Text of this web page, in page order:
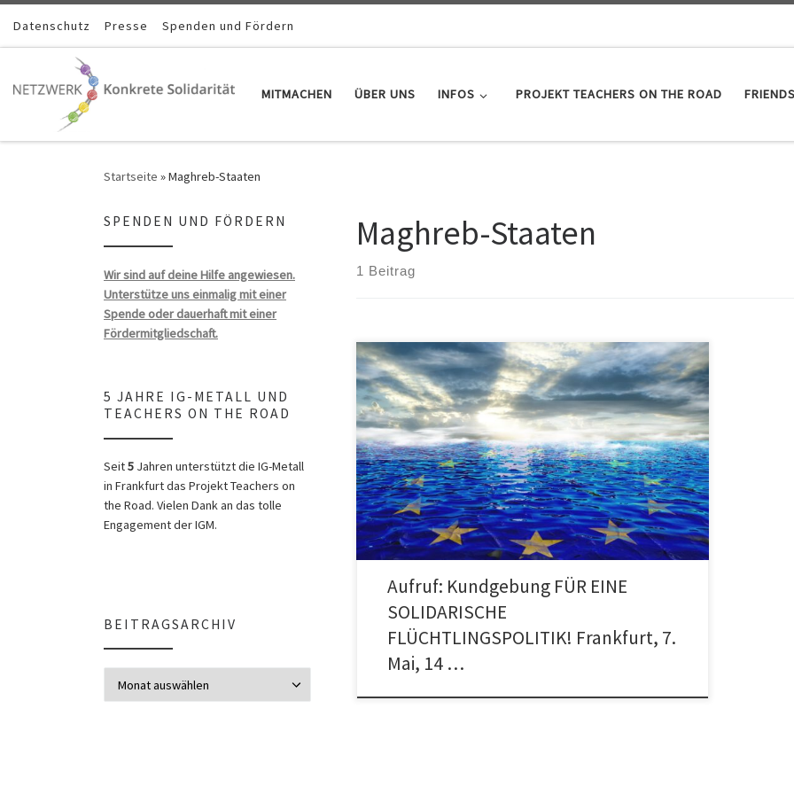
Zum Inhalt springen
Datenschutz Presse Spenden und Fördern
MITMACHEN ÜBER UNS INFOS PROJEKT TEACHERS ON THE ROAD FRIENDS
Startseite »Maghreb-Staaten
Maghreb-Staaten
1 Beitrag
FÜR EINE SOLIDARISCHE FLÜCHTLINGSPOLITIK! FÜR DAS
UNEINGESCHRÄNKTE MENSCHENRECHT AUF ASYL! NEIN ZUR
FESTUNG EUROPA! Samstag, 7. Mai, 14 Uhr
Hauptwache/Katharinenkirche […]
Aufruf: Kundgebung FÜR EINE
SOLIDARISCHE
FLÜCHTLINGSPOLITIK! Frankfurt, 7.
Mai, 14 …
SPENDEN UND FÖRDERN
Wir sind auf deine Hilfe angewiesen.
Unterstütze uns einmalig mit einer
Spende oder dauerhaft mit einer
Fördermitgliedschaft.
5 JAHRE IG-METALL UND
TEACHERS ON THE ROAD
Seit5 Jahren unterstützt die IG-Metall
in Frankfurt das Projekt Teachers on
the Road. Vielen Dank an das tolle
Engagement der IGM.
BEITRAGSARCHIV